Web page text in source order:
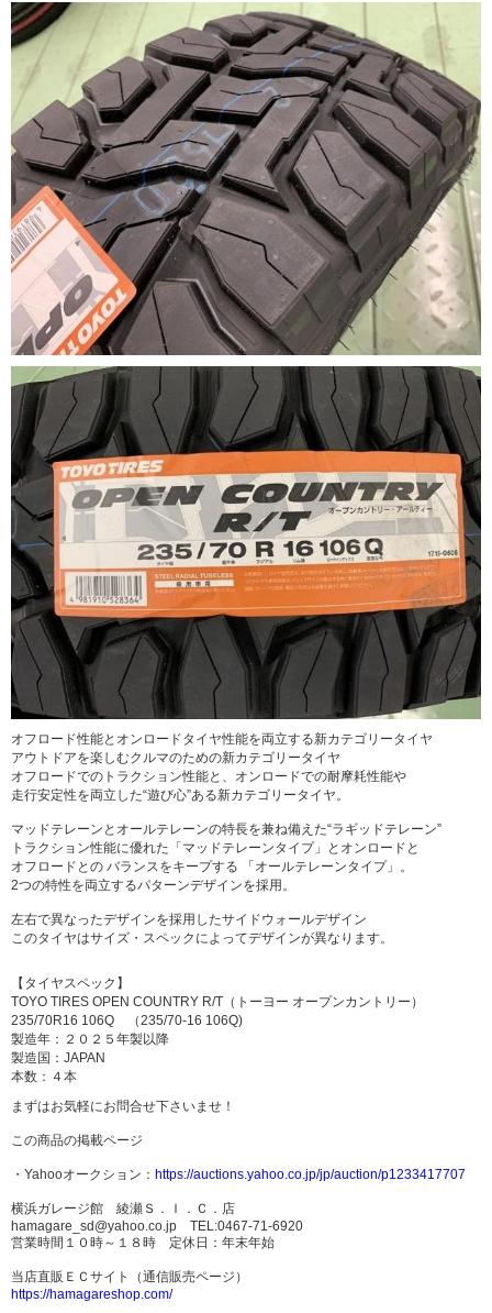
オフロード性能とオンロードタイヤ性能を両立する新カテゴリータイヤ
アウトドアを楽しむクルマのための新カテゴリータイヤ
オフロードでのトラクション性能と、オンロードでの耐摩耗性能や
走行安定性を両立した“遊び心”ある新カテゴリータイヤ。
マッドテレーンとオールテレーンの特長を兼ね備えた“ラギッドテレーン”
トラクション性能に優れた「マッドテレーンタイプ」とオンロードと
オフロードとの バランスをキープする 「オールテレーンタイプ」。
2つの特性を両立するパターンデザインを採用。
左右で異なったデザインを採用したサイドウォールデザイン
このタイヤはサイズ・スペックによってデザインが異なります。
【タイヤスペック】
TOYO TIRES OPEN COUNTRY R/T（トーヨー オープンカントリー）
235/70R16 106Q （235/70-16 106Q)
製造年：２０２５年製以降
製造国：JAPAN
本数：４本
まずはお気軽にお問合せ下さいませ！
この商品の掲載ページ
・Yahooオークション： https://auctions.yahoo.co.jp/jp/auction/p1233417707
横浜ガレージ館 綾瀬Ｓ．Ｉ．Ｃ．店
hamagare_sd@yahoo.co.jp TEL:0467-71-6920
営業時間１０時～１８時 定休日：年末年始
当店直販ＥＣサイト（通信販売ページ）
https://hamagareshop.com/